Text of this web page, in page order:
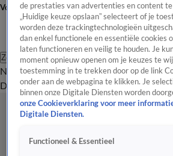
Volg Nieuws van de Dag
Zoeken
Nieuws van de DagOpinie van de
Dag
Video'sUitzendingen PodcastPanel
de prestaties van advertenties en content
„Huidige keuze opslaan” selecteert of je
worden deze trackingtechnologieën
dan enkel functionele en essentiële cookies
laten functioneren en veilig te houden. Je
moment opnieuw openen om je keuzes te
toestemming in te trekken door op de link
onder aan de webpagina te klikken. Je
binnen onze Digitale Diensten worden
onze Cookieverklaring voor meer
Digitale Diensten.
Functioneel & Essentieel